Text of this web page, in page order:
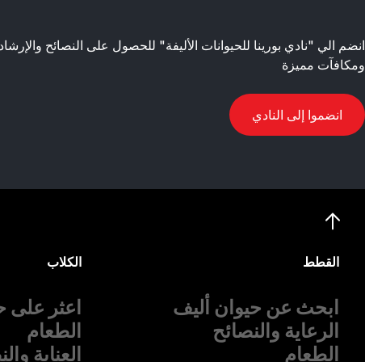
انضم الي "نادي بورينا للحيوانات الأليفة" للحصول على النصائح
ومكافآت مميزة
انضموا إلى النادي
القطط
ابحث عن حيوان أليف
الرعاية والنصائح
الطعام
الكلاب
اعثر على
الطعام
العناية